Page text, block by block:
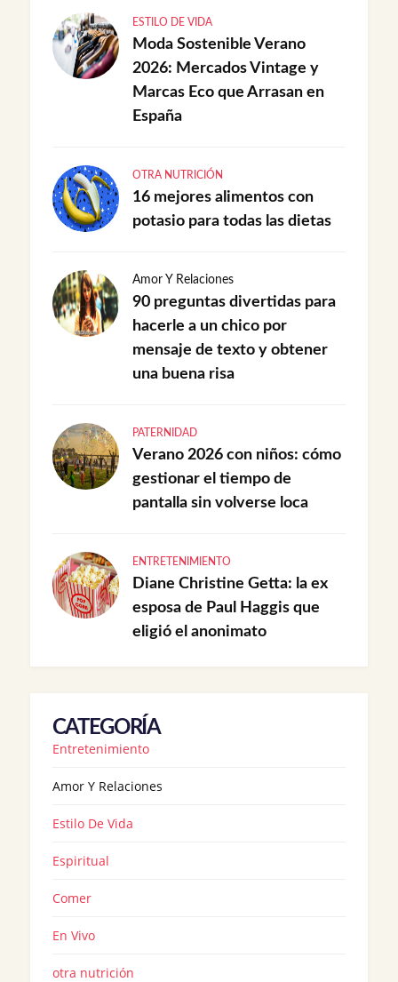
ESTILO DE VIDA
Moda Sostenible Verano
2026: Mercados Vintage y
Marcas Eco que Arrasan en
España
OTRA NUTRICIÓN
16 mejores alimentos con
potasio para todas las dietas
Amor Y Relaciones
90 preguntas divertidas para
hacerle a un chico por
mensaje de texto y obtener
una buena risa
PATERNIDAD
Verano 2026 con niños: cómo
gestionar el tiempo de
pantalla sin volverse loca
ENTRETENIMIENTO
Diane Christine Getta: la ex
esposa de Paul Haggis que
eligió el anonimato
CATEGORÍA
Entretenimiento
Amor Y Relaciones
Estilo De Vida
Espiritual
Comer
En Vivo
otra nutrición